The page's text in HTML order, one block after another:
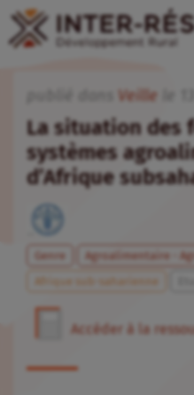
Veille
La situation des
systèmes
d’Afrique
Genre
Agroalimentaire -
Afrique sub-saharienne
Accéder à la